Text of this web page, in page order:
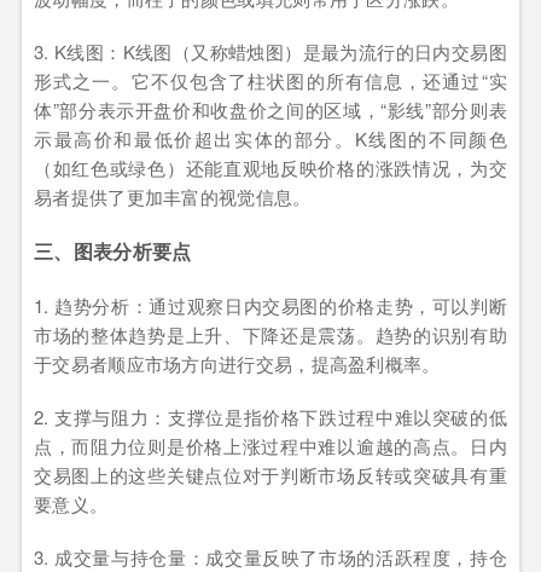
3. K线图：K线图（又称蜡烛图）是最为流行的日内交易图
形式之一。它不仅包含了柱状图的所有信息，还通过“实
体”部分表示开盘价和收盘价之间的区域，“影线”部分则表
示最高价和最低价超出实体的部分。K线图的不同颜色
（如红色或绿色）还能直观地反映价格的涨跌情况，为交
易者提供了更加丰富的视觉信息。
三、图表分析要点
1. 趋势分析：通过观察日内交易图的价格走势，可以判断
市场的整体趋势是上升、下降还是震荡。趋势的识别有助
于交易者顺应市场方向进行交易，提高盈利概率。
2. 支撑与阻力：支撑位是指价格下跌过程中难以突破的低
点，而阻力位则是价格上涨过程中难以逾越的高点。日内
交易图上的这些关键点位对于判断市场反转或突破具有重
要意义。
3. 成交量与持仓量：成交量反映了市场的活跃程度，持仓